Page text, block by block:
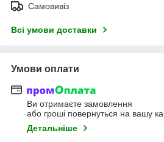
Самовивіз
Всі умови доставки
Умови оплати
Ви отримаєте замовлення
або гроші повернуться на вашу
Детальніше